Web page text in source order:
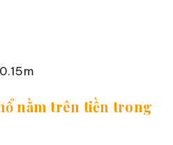
nằm trên tiền trong